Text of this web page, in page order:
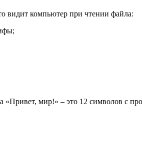
видит компьютер при чтении файла:
мир!» – это 12 символов с